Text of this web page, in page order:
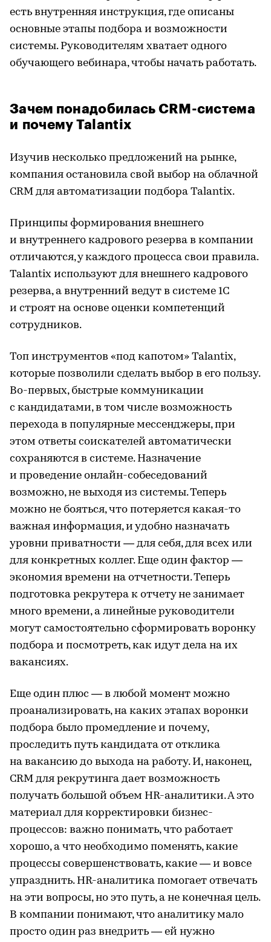
есть внутренняя инструкция, где описаны
основные этапы подбора и возможности
системы. Руководителям хватает одного
обучающего вебинара, чтобы начать работать.
Зачем понадобилась CRM-система
и почему Talantix
Изучив несколько предложений на рынке,
компания остановила свой выбор на облачной
CRM для автоматизации подбора Talantix.
Принципы формирования внешнего
и внутреннего кадрового резерва в компании
отличаются, у каждого процесса свои правила.
Talantix используют для внешнего кадрового
резерва, а внутренний ведут в системе 1С
и строят на основе оценки компетенций
сотрудников.
Топ инструментов «под капотом» Talantix,
которые позволили сделать выбор в его пользу.
Во-первых, быстрые коммуникации
с кандидатами, в том числе возможность
перехода в популярные мессенджеры, при
этом ответы соискателей автоматически
сохраняются в системе. Назначение
и проведение онлайн-собеседований
возможно, не выходя из системы. Теперь
можно не бояться, что потеряется какая-то
важная информация, и удобно назначать
уровни приватности — для себя, для всех или
для конкретных коллег. Еще один фактор —
экономия времени на отчетности. Теперь
подготовка рекрутера к отчету не занимает
много времени, а линейные руководители
могут самостоятельно сформировать воронку
подбора и посмотреть, как идут дела на их
вакансиях.
Еще один плюс — в любой момент можно
проанализировать, на каких этапах воронки
подбора было промедление и почему,
проследить путь кандидата от отклика
на вакансию до выхода на работу. И, наконец,
CRM для рекрутинга дает возможность
получать большой объем HR-аналитики. А это
материал для корректировки бизнес-
процессов: важно понимать, что работает
хорошо, а что необходимо поменять, какие
процессы совершенствовать, какие — и вовсе
упразднить. HR-аналитика помогает отвечать
на эти вопросы, но это путь, а не конечная цель.
В компании понимают, что аналитику мало
просто один раз внедрить — ей нужно